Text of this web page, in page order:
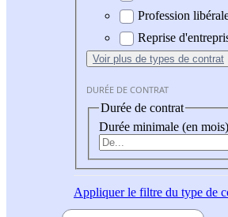
Profession
Reprise
Voir plus de types de contrat
DURÉE DE CONTRAT
Durée de contrat
Durée minimale (en mois)
Appliquerle filtre du type de